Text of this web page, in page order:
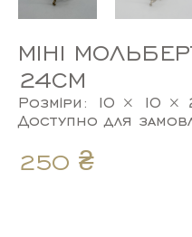
МІНІ
24СМ
Розміри: 10 × 10 ×
Доступно для
250 ₴